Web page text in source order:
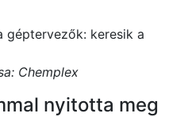
Chemplex
nyitotta meg